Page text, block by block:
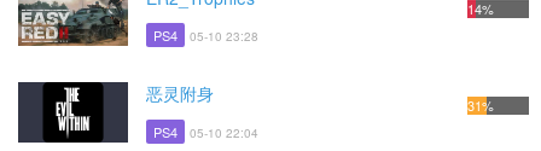
PS4 05-10 23:28
14%
恶灵附身
PS4 05-10 22:04
31%